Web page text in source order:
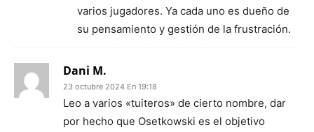
varios jugadores. Ya cada uno es dueño de
su pensamiento y gestión de la frustración.
Dani M.
23 octubre 2024 En 19:18
Leo a varios «tuiteros» de cierto nombre, dar
por hecho que Osetkowski es el objetivo